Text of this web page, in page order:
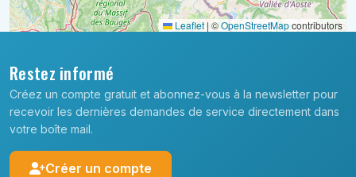
Leaflet | ©OpenStreetMapcontributors
Restez informé
Créez un compte gratuit et abonnez-vous à la newsletter pour
recevoir les dernières demandes de service directement dans
votre boîte mail.
Créer un compte